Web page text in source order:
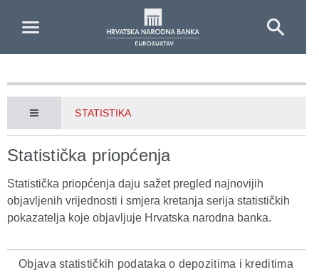
STATISTIKA
Statistička priopćenja
Statistička priopćenja daju sažet pregled najnovijih
objavljenih vrijednosti i smjera kretanja serija statističkih
pokazatelja koje objavljuje Hrvatska narodna banka.
Objava statističkih podataka o depozitima i kreditima